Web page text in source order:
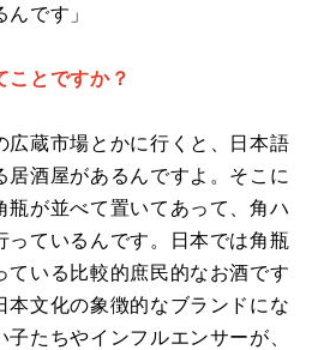
です」
とですか？
広蔵市場とかに行くと、日本語
居酒屋があるんですよ。そこに
瓶が並べて置いてあって、角ハ
っているんです。日本では角瓶
ている比較的庶民的なお酒です
本文化の象徴的なブランドにな
たちやインフルエンサーが、